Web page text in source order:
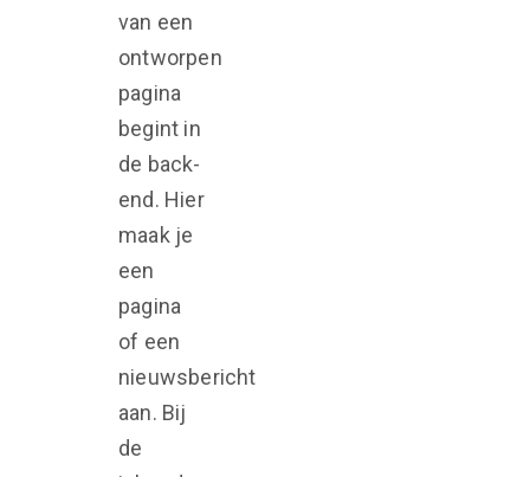
van een
ontworpen
pagina
begint in
de back-
end. Hier
maak je
een
pagina
of een
nieuwsbericht
aan. Bij
de